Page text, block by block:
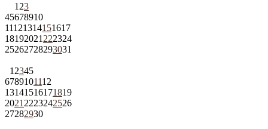
1 23
45678910
11121314151617
18192021 222324
25262728293031
1 2345
6789101112
13141516171819
2021 2223242526
27282930